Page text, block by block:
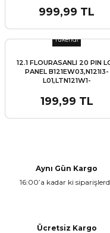
999,99 TL
Tükendi
12.1 FLOURASANLI 20 PIN
PANEL B121EW03,N121I3-
L01,LTN121W1-
103 lp121wx1 LCD PANEL
199,99 TL
Aynı Gün Kargo
16:00’a kadar ki
Ücretsiz Kargo